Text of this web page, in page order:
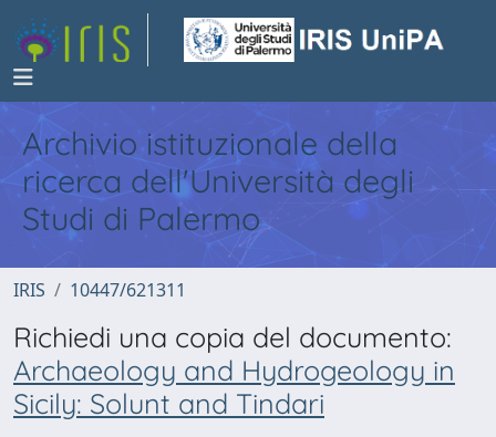
Archivio istituzionale della
ricerca dell'Università degli
Studi di Palermo
IRIS 10447/621311
Richiedi una copia del documento:
Archaeology and Hydrogeology in
Sicily: Solunt and Tindari